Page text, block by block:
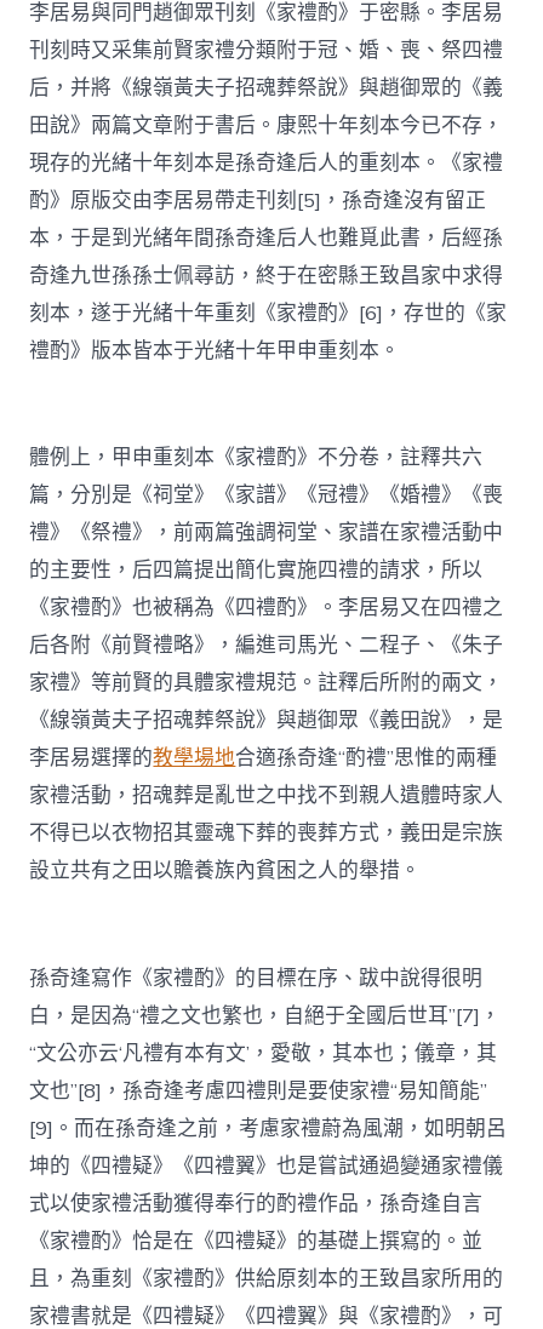
李居易與同門趙御眾刊刻《家禮酌》于密縣。李居易
刊刻時又采集前賢家禮分類附于冠、婚、喪、祭四禮
后，并將《線嶺黃夫子招魂葬祭說》與趙御眾的《義
田說》兩篇文章附于書后。康熙十年刻本今已不存，
現存的光緒十年刻本是孫奇逢后人的重刻本。《家禮
酌》原版交由李居易帶走刊刻[5]，孫奇逢沒有留正
本，于是到光緒年間孫奇逢后人也難覓此書，后經孫
奇逢九世孫孫士佩尋訪，終于在密縣王致昌家中求得
刻本，遂于光緒十年重刻《家禮酌》[6]，存世的《家
禮酌》版本皆本于光緒十年甲申重刻本。
體例上，甲申重刻本《家禮酌》不分卷，註釋共六
篇，分別是《祠堂》《家譜》《冠禮》《婚禮》《喪
禮》《祭禮》，前兩篇強調祠堂、家譜在家禮活動中
的主要性，后四篇提出簡化實施四禮的請求，所以
《家禮酌》也被稱為《四禮酌》。李居易又在四禮之
后各附《前賢禮略》，編進司馬光、二程子、《朱子
家禮》等前賢的具體家禮規范。註釋后所附的兩文，
《線嶺黃夫子招魂葬祭說》與趙御眾《義田說》，是
李居易選擇的教學場地合適孫奇逢“酌禮”思惟的兩種
家禮活動，招魂葬是亂世之中找不到親人遺體時家人
不得已以衣物招其靈魂下葬的喪葬方式，義田是宗族
設立共有之田以贍養族內貧困之人的舉措。
孫奇逢寫作《家禮酌》的目標在序、跋中說得很明
白，是因為“禮之文也繁也，自絕于全國后世耳”[7]，
“文公亦云‘凡禮有本有文’，愛敬，其本也；儀章，其
文也”[8]，孫奇逢考慮四禮則是要使家禮“易知簡能”
[9]。而在孫奇逢之前，考慮家禮蔚為風潮，如明朝呂
坤的《四禮疑》《四禮翼》也是嘗試通過變通家禮儀
式以使家禮活動獲得奉行的酌禮作品，孫奇逢自言
《家禮酌》恰是在《四禮疑》的基礎上撰寫的。並
且，為重刻《家禮酌》供給原刻本的王致昌家所用的
家禮書就是《四禮疑》《四禮翼》與《家禮酌》，可